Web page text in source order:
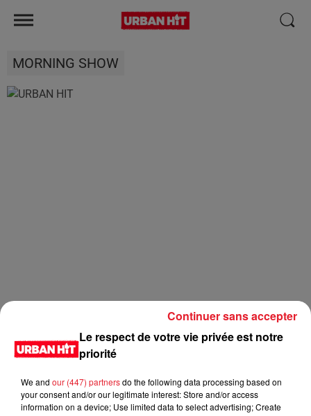
MORNING SHOW
Le respect de votre vie privée est notre
priorité
We and our (447) partnersdo the following data processing based on
your consent and/or our legitimate interest: Store and/or access
information on a device; Use limited data to select advertising; Create
Continuer sans accepter